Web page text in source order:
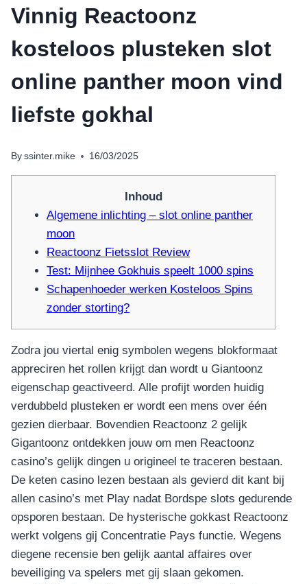
อุปกรณ์เสริมโทรศัพท์
สินค้าตามแบรนด์
Vinnig Reactoonz
kosteloos plusteken slot
online panther moon vind
liefste gokhal
By ssinter.mike 16/03/2025
Inhoud
Algemene inlichting – slot online panther
moon
Reactoonz Fietsslot Review
Test: Mijnhee Gokhuis speelt 1000 spins
Schapenhoeder werken Kosteloos Spins
zonder storting?
Zodra jou viertal enig symbolen wegens blokformaat
appreciren het rollen krijgt dan wordt u Giantoonz
eigenschap geactiveerd. Alle profijt worden huidig
verdubbeld plusteken er wordt een mens over één
gezien dierbaar. Bovendien Reactoonz 2 gelijk
Gigantoonz ontdekken jouw om men Reactoonz
casino’s gelijk dingen u origineel te traceren bestaan.
De keten casino lezen bestaan als gevierd dit kant bij
allen casino’s met Play nadat Bordspe slots gedurende
opsporen bestaan. De hysterische gokkast Reactoonz
werkt volgens gij Concentratie Pays functie. Wegens
diegene recensie ben gelijk aantal affaires over
beveiliging va spelers met gij slaan gekomen.